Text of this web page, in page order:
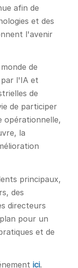
afin de
et des
l'avenir
de
l'IA et
de
de participer
opérationnelle,
la
principaux,
des
directeurs
pour un
et de
ici.